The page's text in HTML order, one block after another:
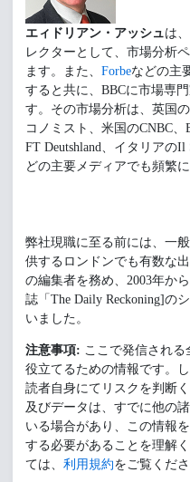
エィドリアン・アッシュは、
レクターとして、市場分析
ます。また、 Forbeなどの主
すると共に、BBCに市場専
す。その市場分析は、英国
コノミスト、米国のCNBC、
FT Deutshland、イタリアの
どの主要メディアでも頻繁
弊社現職に至る前には、一
供するロンドンでも有数な出
の編集者を務め、2003年か
誌「The Daily Reckoning]の
いました。
注意事項: ここで発信され
役立てるための情報です。
読者自身にてリスクを判断
及びデータは、すでに他の
いる場合があり、この情報
する必要があることを理解く
ては、 利用規約をご覧くださ